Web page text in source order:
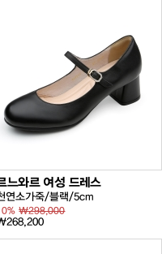
느와르 여성 드레스
연소가죽/블랙/5cm
₩298,000